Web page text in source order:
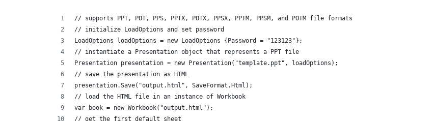
// supports PPT, POT, PPS, PPTX, POTX, PPSX, PPTM, PPSM, and POTM file formats
// initialize LoadOptions and set password
LoadOptions loadOptions = new LoadOptions {Password = "123123"};
// instantiate a Presentation object that represents a PPT file
Presentation presentation = new Presentation("template.ppt", loadOptions);
// save the presentation as HTML
presentation.Save("output.html", SaveFormat.Html);
// load the HTML file in an instance of Workbook
var book = new Workbook("output.html");
// get the first default sheet